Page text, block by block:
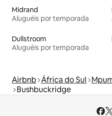
Midrand
Aluguéis por temporada
Dullstroom
Aluguéis por temporada
Airbnb África do Sul
Bushbuckridge